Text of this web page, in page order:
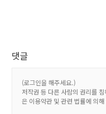
댓글